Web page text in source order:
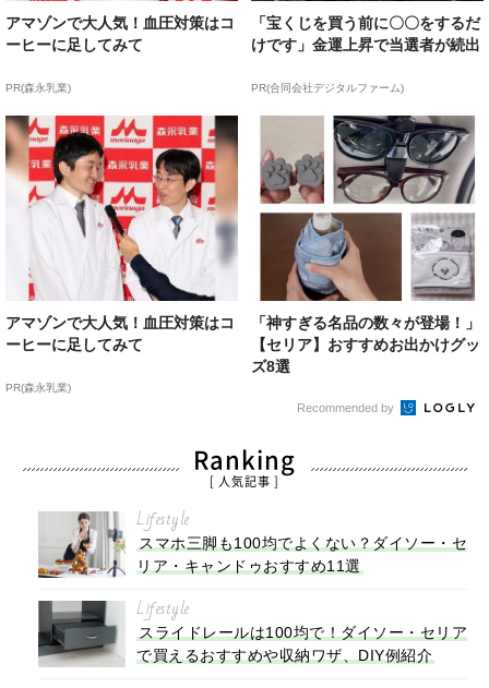
アマゾンで大人気！血圧対策はコ
ーヒーに足してみて
PR(森永乳業)
「宝くじを買う前に〇〇をするだ
けです」金運上昇で当選者が続出
PR(合同会社デジタルファーム)
アマゾンで大人気！血圧対策はコ
ーヒーに足してみて
PR(森永乳業)
「神すぎる名品の数々が登場！」
【セリア】おすすめお出かけグッ
ズ8選
Recommended by
Ranking
[ 人気記事 ]
Lifestyle
スマホ三脚も100均でよくない？ダイソー・セ
リア・キャンドゥおすすめ11選
Lifestyle
スライドレールは100均で！ダイソー・セリア
で買えるおすすめや収納ワザ、DIY例紹介